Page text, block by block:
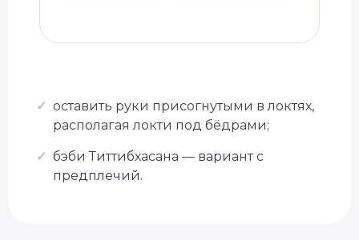
✓ оставить руки присогнутыми в локтях,
располагая локти под бёдрами;
✓ бэби Титтибхасана — вариант с
предплечий.